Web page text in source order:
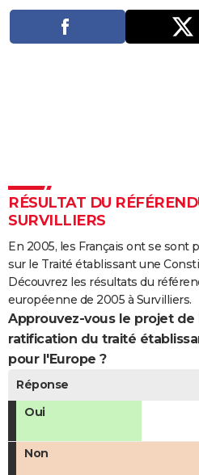
Destinations
City break
Voyage nature
Voyage de noces
Climat
PROGRAMME TV
COPAINS D'AVANT
S'inscrire
Se connecter
Lycées
Collèges
Primaires
Universités
Entreprises
Service militaire
Avis de recherche
AVIS DE DÉCÈS
FORUM
Bricolage
Lifestyle
Culture
Auto
Television
Voyage
Cinema
RÉSULTAT DU
SURVILLIERS
En 2005, les Français ont se
sur le Traité établissant une
Découvrez les résultats du
européenne de 2005 à Survilliers.
Approuvez-vous le projet de
ratification du traité
pour l'Europe ?
Réponse
Oui
Non